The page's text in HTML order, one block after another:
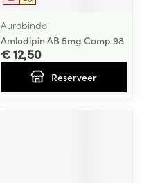
Aurobindo
Amlodipin AB 5mg Comp 98
€ 12,50
Reserveer